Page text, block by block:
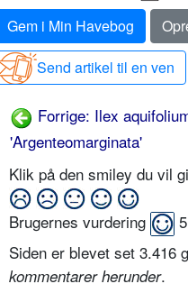
Gem i Min Havebog
Send artikel til en ven
Forrige: Ilex
'Argenteomarginata'
Klik på den smiley du vil
Brugernes vurdering
Siden er blevet set 3.416
kommentarer herunder.